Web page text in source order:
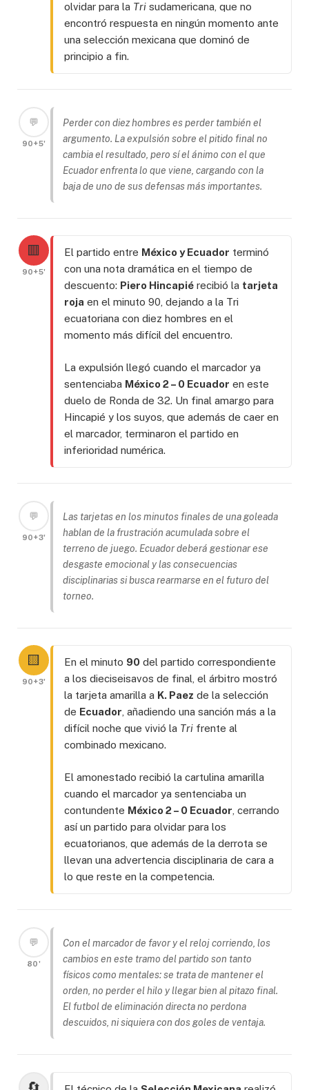
olvidar para la Tri sudamericana, que no
encontró respuesta en ningún momento ante
una selección mexicana que dominó de
principio a fin.
💬
90+5'
Perder con diez hombres es perder también el
argumento. La expulsión sobre el pitido final no
cambia el resultado, pero sí el ánimo con el que
Ecuador enfrenta lo que viene, cargando con la
baja de uno de sus defensas más importantes.
🟥
90+5'
El partido entre México y Ecuador terminó
con una nota dramática en el tiempo de
descuento: Piero Hincapié recibió la tarjeta
roja en el minuto 90, dejando a la Tri
ecuatoriana con diez hombres en el
momento más difícil del encuentro.
La expulsión llegó cuando el marcador ya
sentenciaba México 2 – 0 Ecuador en este
duelo de Ronda de 32. Un final amargo para
Hincapié y los suyos, que además de caer en
el marcador, terminaron el partido en
inferioridad numérica.
💬
90+3'
Las tarjetas en los minutos finales de una goleada
hablan de la frustración acumulada sobre el
terreno de juego. Ecuador deberá gestionar ese
desgaste emocional y las consecuencias
disciplinarias si busca rearmarse en el futuro del
torneo.
🟨
90+3'
En el minuto 90 del partido correspondiente
a los dieciseisavos de final, el árbitro mostró
la tarjeta amarilla a K. Paez de la selección
de Ecuador , añadiendo una sanción más a la
difícil noche que vivió la Tri frente al
combinado mexicano.
El amonestado recibió la cartulina amarilla
cuando el marcador ya sentenciaba un
contundente México 2 – 0 Ecuador, cerrando
así un partido para olvidar para los
ecuatorianos, que además de la derrota se
llevan una advertencia disciplinaria de cara a
lo que reste en la competencia.
💬
80'
Con el marcador de favor y el reloj corriendo, los
cambios en este tramo del partido son tanto
físicos como mentales: se trata de mantener el
orden, no perder el hilo y llegar bien al pitazo final.
El futbol de eliminación directa no perdona
descuidos, ni siquiera con dos goles de ventaja.